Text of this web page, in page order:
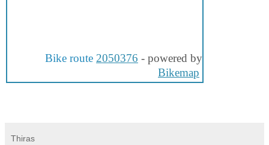
Bike route 2050376 - powered by
Bikemap
Thiras